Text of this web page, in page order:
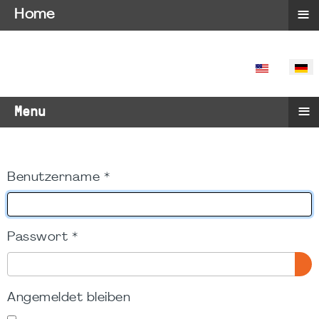
SPRACHE
Menu ≡
Benutzername *
Passwort *
Angemeldet bleiben
Home ≡